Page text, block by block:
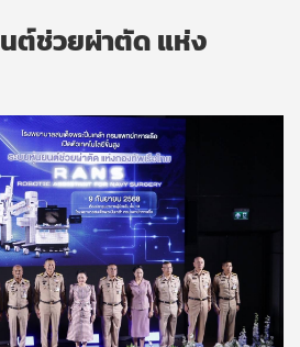
ต์ช่วยผ่าตัด แห่ง